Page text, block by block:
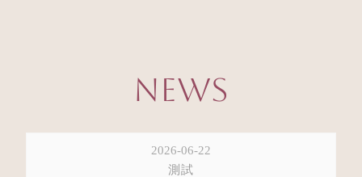
NEWS
2026-06-22
測試